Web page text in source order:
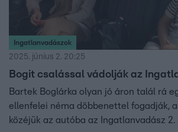
Ingatlanvadászok
2025. június 2. 20:25
Bogit csalással vádolják az
Bartek Boglárka olyan jó áron talál rá
ellenfelei néma döbbenettel fogadják,
közéjük az autóba az Ingatlanvadász 2.